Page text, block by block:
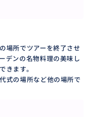
場所でツアーを終了させ
デンの名物料理の美味し
きます。
式の場所など他の場所で